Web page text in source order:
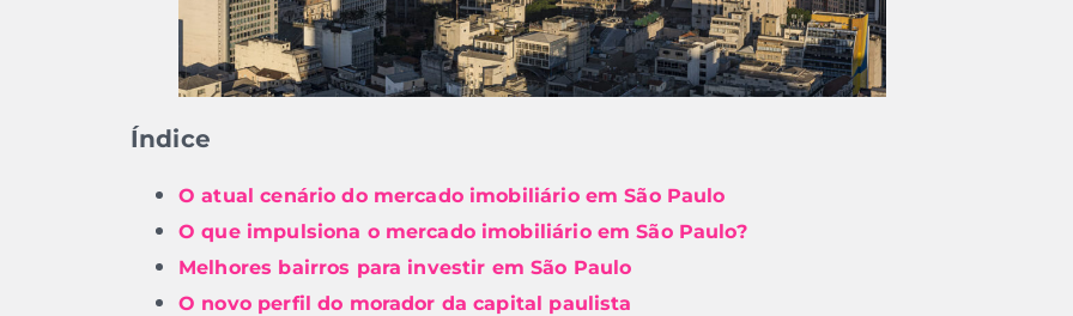
Índice
O atual cenário do mercado imobiliário em São Paulo
O que impulsiona o mercado imobiliário em São Paulo?
Melhores bairros para investir em São Paulo
O novo perfil do morador da capital paulista